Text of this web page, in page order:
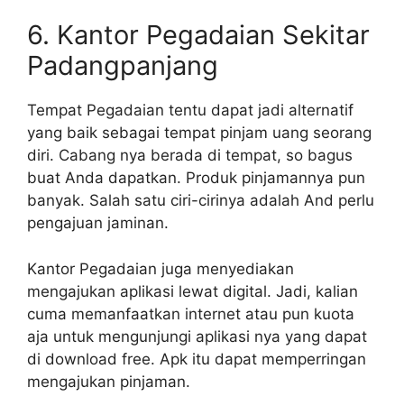
6. Kantor Pegadaian Sekitar
Padangpanjang
Tempat Pegadaian tentu dapat jadi alternatif
yang baik sebagai tempat pinjam uang seorang
diri. Cabang nya berada di tempat, so bagus
buat Anda dapatkan. Produk pinjamannya pun
banyak. Salah satu ciri-cirinya adalah And perlu
pengajuan jaminan.
Kantor Pegadaian juga menyediakan
mengajukan aplikasi lewat digital. Jadi, kalian
cuma memanfaatkan internet atau pun kuota
aja untuk mengunjungi aplikasi nya yang dapat
di download free. Apk itu dapat memperringan
mengajukan pinjaman.